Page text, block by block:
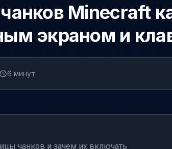
Minecraft
экраном и
6 минут
чанков и зачем их включать